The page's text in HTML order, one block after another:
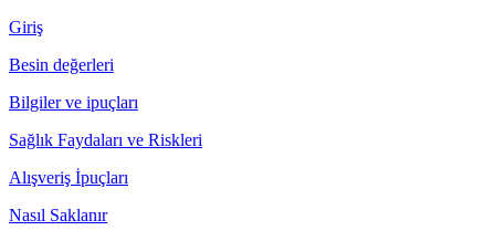
Giriş
Besin değerleri
Bilgiler ve ipuçları
Sağlık Faydaları ve Riskleri
Alışveriş İpuçları
Nasıl Saklanır